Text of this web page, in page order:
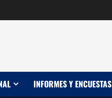
INFORMES Y ENCUESTAS